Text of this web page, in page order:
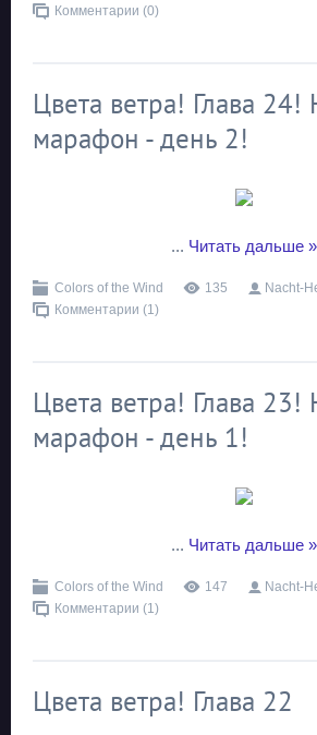
Комментарии (0)
Цвета ветра! Глава 24!
марафон - день 2!
... Читать дальше »
Colors of the Wind 135 Nacht-
Комментарии (1)
Цвета ветра! Глава 23!
марафон - день 1!
... Читать дальше »
Colors of the Wind 147 Nacht-
Комментарии (1)
Цвета ветра! Глава 22